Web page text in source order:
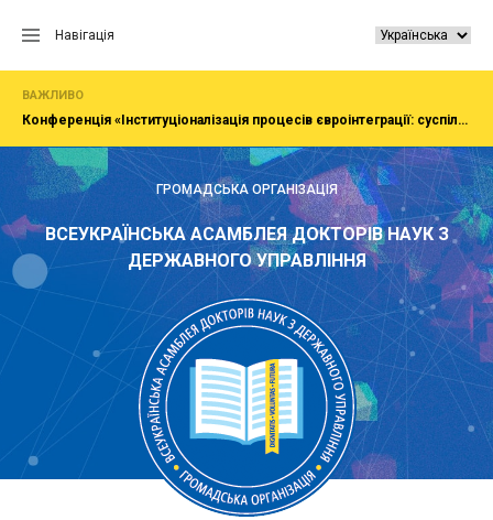
Навігація
ВАЖЛИВО
Конференція «Інституціоналізація процесів євроінтеграції: суспільство, економіка, адміністрування»
ГРОМАДСЬКА ОРГАНІЗАЦІЯ
ВСЕУКРАЇНСЬКА АСАМБЛЕЯ ДОКТОРІВ НАУК З
ДЕРЖАВНОГО УПРАВЛІННЯ